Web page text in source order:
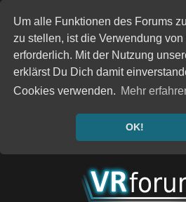
Um alle Funktionen des Forums
zu stellen, ist die Verwendung
erforderlich. Mit der Nutzung
erklärst Du Dich damit
Cookies verwenden. Mehr
OK!